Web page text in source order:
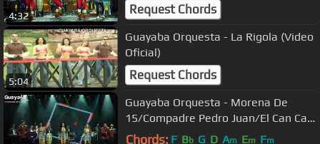
4:32 Request Chords
5:04
Guayaba Orquesta - La Rigola (Video
Oficial)
Request Chords
Guayaba Orquesta - Morena De
15/Compadre Pedro Juan/El Can Can
(En Vivo)
Chords: F Bb G D Am Em Fm